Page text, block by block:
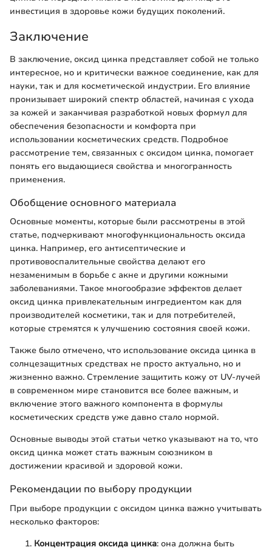
инвестиция в здоровье кожи будущих поколений.
Заключение
В заключение, оксид цинка представляет собой не только
интересное, но и критически важное соединение, как для
науки, так и для косметической индустрии. Его влияние
пронизывает широкий спектр областей, начиная с ухода
за кожей и заканчивая разработкой новых формул для
обеспечения безопасности и комфорта при
использовании косметических средств. Подробное
рассмотрение тем, связанных с оксидом цинка, помогает
понять его выдающиеся свойства и многогранность
применения.
Обобщение основного материала
Основные моменты, которые были рассмотрены в этой
статье, подчеркивают многофункциональность оксида
цинка. Например, его антисептические и
противовоспалительные свойства делают его
незаменимым в борьбе с акне и другими кожными
заболеваниями. Такое многообразие эффектов делает
оксид цинка привлекательным ингредиентом как для
производителей косметики, так и для потребителей,
которые стремятся к улучшению состояния своей кожи.
Также было отмечено, что использование оксида цинка в
солнцезащитных средствах не просто актуально, но и
жизненно важно. Стремление защитить кожу от UV-лучей
в современном мире становится все более важным, и
включение этого важного компонента в формулы
косметических средств уже давно стало нормой.
Основные выводы этой статьи четко указывают на то, что
оксид цинка может стать важным союзником в
достижении красивой и здоровой кожи.
Рекомендации по выбору продукции
При выборе продукции с оксидом цинка важно учитывать
несколько факторов:
Концентрация оксида цинка: она должна быть